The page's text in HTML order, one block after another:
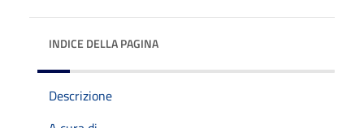
INDICE DELLA PAGINA
Descrizione